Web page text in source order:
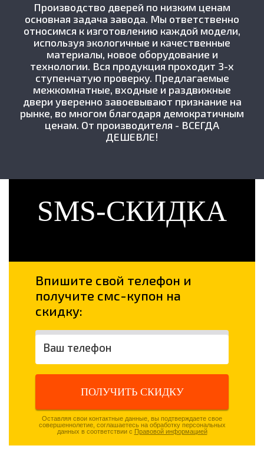
Производство дверей по низким ценам
основная задача завода. Мы ответственно
относимся к изготовлению каждой модели,
используя экологичные и качественные
материалы, новое оборудование и
технологии. Вся продукция проходит 3-х
ступенчатую проверку. Предлагаемые
межкомнатные, входные и раздвижные
двери уверенно завоевывают признание на
рынке, во многом благодаря демократичным
ценам. От производителя - ВСЕГДА
ДЕШЕВЛЕ!
SMS-СКИДКА
Впишите свой телефон и
получите смс-купон на
скидку:
ПОЛУЧИТЬ СКИДКУ
Оставляя свои контактные данные, вы подтверждаете свое
совершеннолетие, соглашаетесь на обработку персональных
данных в соответствии с Правовой информацией